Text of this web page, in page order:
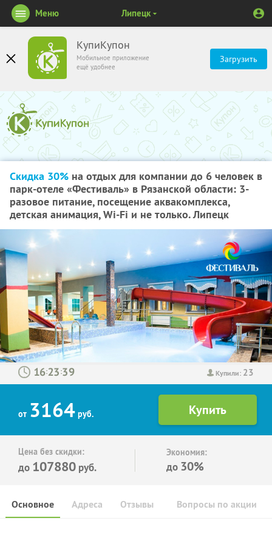
КупиКупон
Мобильное приложение
ещё удобнее
Загрузить
Меню Липецк
Скидка 30% на отдых для компании до 6 человек в
парк-отеле «Фестиваль» в Рязанской области: 3-
разовое питание, посещение аквакомплекса,
детская анимация, Wi-Fi и не только. Липецк
Купили: 23
: :
от 3164 руб.
Цена без скидки:
до 107880 руб.
Экономия:
до 30%
Основное Отзывы Вопросы по акции
Адреса